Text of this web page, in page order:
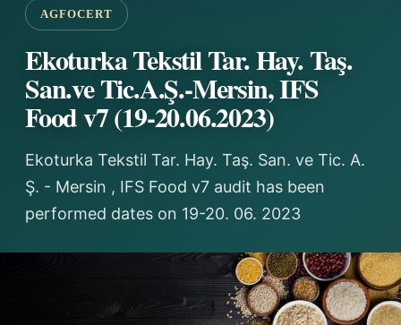
AGFOCERT
Ekoturka Tekstil Tar. Hay. Taş.
San.ve Tic.A.Ş.-Mersin, IFS
Food v7 (19-20.06.2023)
Ekoturka Tekstil Tar. Hay. Taş. San. ve Tic. A.
Ş. - Mersin , IFS Food v7 audit has been
performed dates on 19-20. 06. 2023